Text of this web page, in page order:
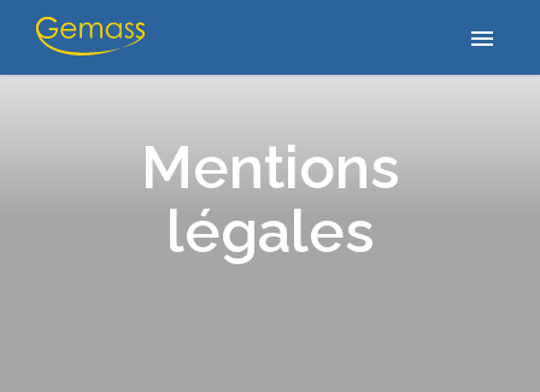
menu
Mentions
légales